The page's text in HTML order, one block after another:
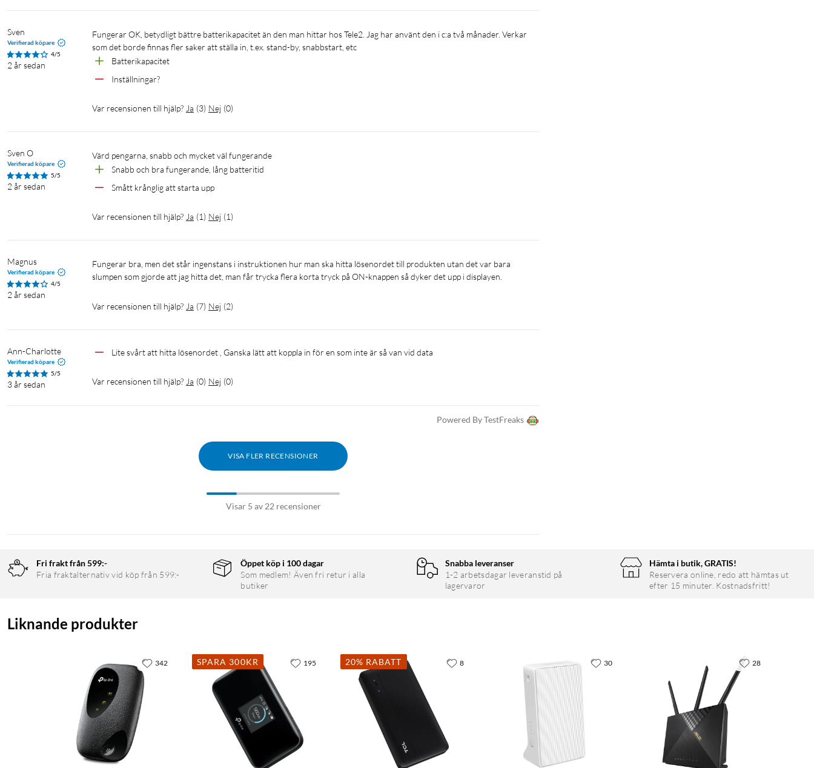
Sven
Verifierad köpare
4/5
2 år sedan
Fungerar OK, betydligt bättre batterikapacitet än den man hittar hos Tele2. Jag har använt den i c:a två månader. Verkar
som det borde finnas fler saker att ställa in, t.ex. stand-by, snabbstart, etc
Batterikapacitet
Inställningar?
Var recensionen till hjälp? Ja (3) Nej (0)
Sven O
Verifierad köpare
5/5
2 år sedan
Värd pengarna, snabb och mycket väl fungerande
Snabb och bra fungerande, lång batteritid
Smått krånglig att starta upp
Var recensionen till hjälp? Ja (1) Nej (1)
Magnus
Verifierad köpare
4/5
2 år sedan
Fungerar bra, men det står ingenstans i instruktionen hur man ska hitta lösenordet till produkten utan det var bara
slumpen som gjorde att jag hitta det, man får trycka flera korta tryck på ON-knappen så dyker det upp i displayen.
Var recensionen till hjälp? Ja (7) Nej (2)
Ann-Charlotte
Verifierad köpare
5/5
3 år sedan
Lite svårt att hitta lösenordet , Ganska lätt att koppla in för en som inte är så van vid data
Var recensionen till hjälp? Ja (0) Nej (0)
Powered By TestFreaks
VISA FLER RECENSIONER
Visar 5 av 22 recensioner
Fri frakt från 599:-
Fria fraktalternativ vid köp från 599:-
Öppet köp i 100 dagar
Som medlem! Även fri retur i alla
butiker
Snabba leveranser
1-2 arbetsdagar leveranstid på
lagervaror
Hämta i butik, GRATIS!
Reservera online, redo att hämtas ut
efter 15 minuter. Kostnadsfritt!
Liknande produkter
342 SPARA 300KR 195 20% RABATT 8 30 28